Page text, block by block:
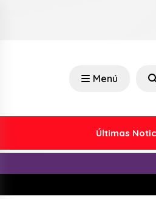
Menú
Últimas